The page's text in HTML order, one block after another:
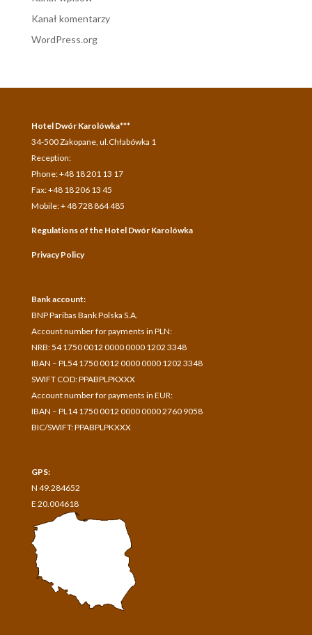
Kanał komentarzy
WordPress.org
Hotel Dwór Karolówka***
34-500 Zakopane, ul.Chłabówka 1
Reception:
Phone: +48 18 201 13 17
Fax: +48 18 206 13 45
Mobile: + 48 728 864 485
Regulations of the Hotel Dwór Karolówka
Privacy Policy
Bank account:
BNP Paribas Bank Polska S.A.
Account number for payments in PLN:
NRB: 54 1750 0012 0000 0000 1202 3348
IBAN – PL54 1750 0012 0000 0000 1202 3348
SWIFT COD: PPABPLPKXXX
Account number for payments in EUR:
IBAN – PL14 1750 0012 0000 0000 2760 9058
BIC/SWIFT: PPABPLPKXXX
GPS:
N 49.284652
E 20.004618